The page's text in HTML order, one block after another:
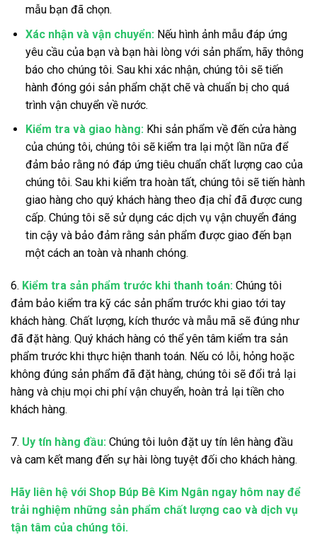
mẫu bạn đã chọn.
Xác nhận và vận chuyển:Nếu hình ảnh mẫu đáp ứng
yêu cầu của bạn và bạn hài lòng với sản phẩm, hãy thông
báo cho chúng tôi. Sau khi xác nhận, chúng tôi sẽ tiến
hành đóng gói sản phẩm chặt chẽ và chuẩn bị cho quá
trình vận chuyển về nước.
Kiểm tra và giao hàng:Khi sản phẩm về đến cửa hàng
của chúng tôi, chúng tôi sẽ kiểm tra lại một lần nữa để
đảm bảo rằng nó đáp ứng tiêu chuẩn chất lượng cao của
chúng tôi. Sau khi kiểm tra hoàn tất, chúng tôi sẽ tiến hành
giao hàng cho quý khách hàng theo địa chỉ đã được cung
cấp. Chúng tôi sẽ sử dụng các dịch vụ vận chuyển đáng
tin cậy và bảo đảm rằng sản phẩm được giao đến bạn
một cách an toàn và nhanh chóng.
6. Kiểm tra sản phẩm trước khi thanh toán: Chúng tôi
đảm bảo kiểm tra kỹ các sản phẩm trước khi giao tới tay
khách hàng. Chất lượng, kích thước và mẫu mã sẽ đúng như
đã đặt hàng. Quý khách hàng có thể yên tâm kiểm tra sản
phẩm trước khi thực hiện thanh toán. Nếu có lỗi, hỏng hoặc
không đúng sản phẩm đã đặt hàng, chúng tôi sẽ đổi trả lại
hàng và chịu mọi chi phí vận chuyển, hoàn trả lại tiền cho
khách hàng.
7. Uy tín hàng đầu: Chúng tôi luôn đặt uy tín lên hàng đầu
và cam kết mang đến sự hài lòng tuyệt đối cho khách hàng.
Hãy liên hệ với Shop Búp Bê Kim Ngân ngay hôm nay để
trải nghiệm những sản phẩm chất lượng cao và dịch vụ
tận tâm của chúng tôi.